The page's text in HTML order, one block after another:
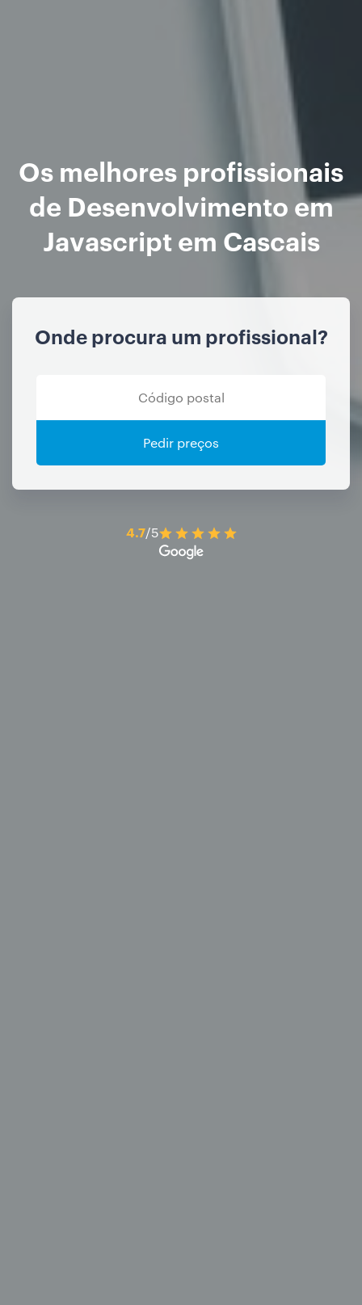
Os melhores profissionais
de Desenvolvimento em
Javascript em Cascais
Onde procura um profissional?
Pedir preços
4.7/5